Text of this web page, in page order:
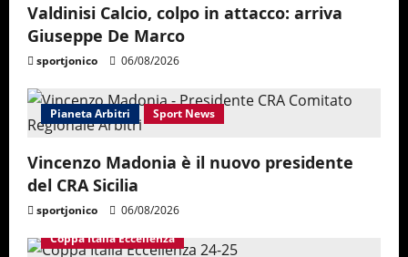
Valdinisi Calcio, colpo in attacco: arriva
Giuseppe De Marco
sportjonico 06/08/2026
Pianeta Arbitri Sport News
Vincenzo Madonia è il nuovo presidente
del CRA Sicilia
sportjonico
06/08/2026
Coppa Italia Eccellenza